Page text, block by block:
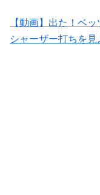
【動画】出た！ベ
シャーザー打ちを見